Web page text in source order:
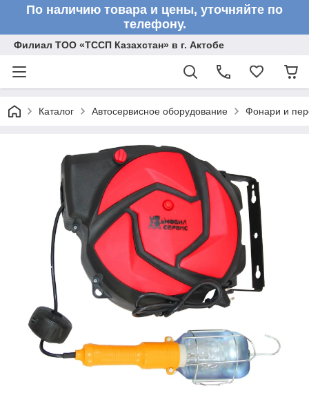
По наличию товара и цены, уточняйте по
телефону.
Филиал ТОО «ТССП Казахстан» в г. Актобе
Каталог Автосервисное оборудование Фонари и